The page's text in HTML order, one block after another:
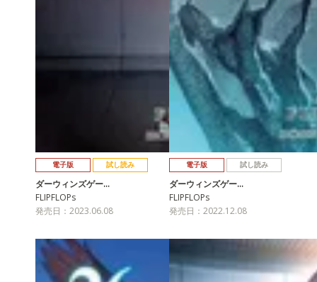
電子版 試し読み
ダーウィンズゲー…
FLIPFLOPs
発売日：2023.06.08
電子版 試し読み
ダーウィンズゲー…
FLIPFLOPs
発売日：2022.12.08